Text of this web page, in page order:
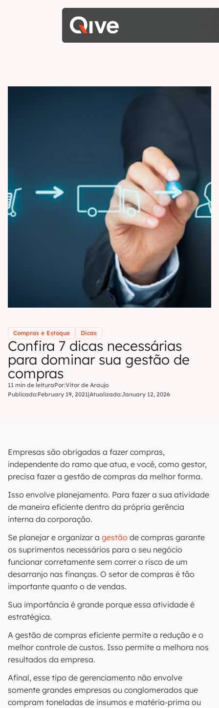
Compras e Estoque Dicas
Confira 7 dicas necessárias
para dominar sua gestão de
compras
11 min de leituraPor:Vitor de Araujo
Publicado:February 19, 2021|Atualizado:January 12, 2026
Empresas são obrigadas a fazer compras,
independente do ramo que atua, e você, como gestor,
precisa fazer a gestão de compras da melhor forma.
Isso envolve planejamento. Para fazer a sua atividade
de maneira eficiente dentro da própria gerência
interna da corporação.
Se planejar e organizar a gestão de compras garante
os suprimentos necessários para o seu negócio
funcionar corretamente sem correr o risco de um
desarranjo nas finanças. O setor de compras é tão
importante quanto o de vendas.
Sua importância é grande porque essa atividade é
estratégica.
A gestão de compras eficiente permite a redução e o
melhor controle de custos. Isso permite a melhora nos
resultados da empresa.
Afinal, esse tipo de gerenciamento não envolve
somente grandes empresas ou conglomerados que
compram toneladas de insumos e matéria-prima ou